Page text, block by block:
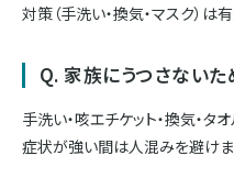
対策（手洗い・換気・マスク）は有
Q. 家族にうつさないた
手洗い・咳エチケット・換気・タ
症状が強い間は人混みを避けま